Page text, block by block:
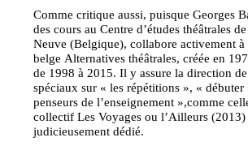
Comme critique aussi, puisque Georges
des cours au Centre d’études théâtrales
Neuve (Belgique), collabore activement à
belge Alternatives théâtrales, créée en
de 1998 à 2015. Il y assure la direction
spéciaux sur « les répétitions », « débuter
penseurs de l’enseignement »,comme
collectif Les Voyages ou l’Ailleurs
judicieusement dédié.